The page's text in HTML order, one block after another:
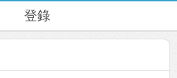
登錄